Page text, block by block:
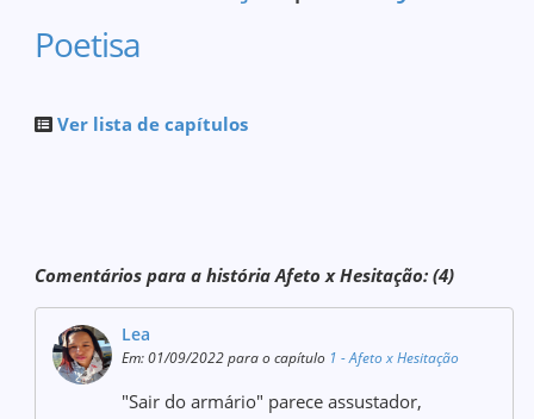
Poetisa
Ver lista de capítulos
Comentários para a história Afeto x Hesitação: (4)
Lea
Em: 01/09/2022 para o capítulo 1 - Afeto x Hesitação
"Sair do armário" parece assustador,